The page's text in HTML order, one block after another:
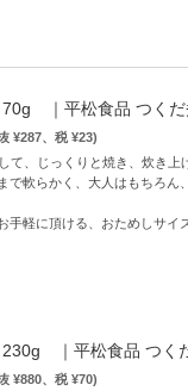
70g ｜平松食品 つく
¥287、税 ¥23)
て、じっくりと焼き、炊き上
で軟らかく、大人はもちろん
手軽に頂ける、おためしサイズ
230g ｜平松食品 つく
¥880、税 ¥70)